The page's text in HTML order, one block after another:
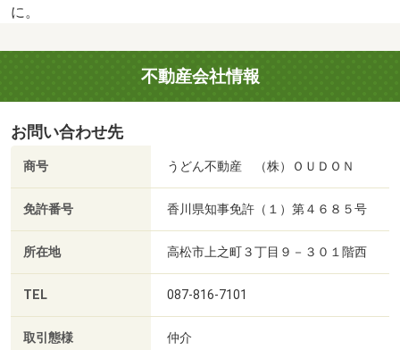
に。
不動産会社情報
お問い合わせ先
商号 うどん不動産 （株）ＯＵＤＯＮ
免許番号 香川県知事免許（１）第４６８５号
所在地 高松市上之町３丁目９－３０１階西
TEL 087-816-7101
取引態様 仲介